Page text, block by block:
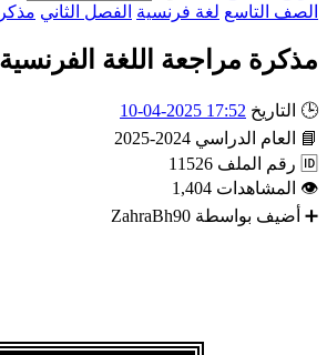
الصف التاسع لغة فرنسية الفصل الثاني
مذكرة مراجعة اللغة الفرنسية
🕒 التاريخ 17:52 2025-04-10
📘
العام الدراسي 2024-2025
🆔 رقم الملف 11526
👁 المشاهدات 1,404
➕ أضيف بواسطة ZahraBh90